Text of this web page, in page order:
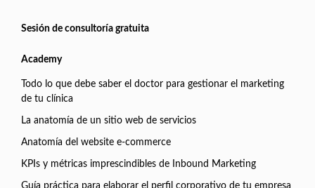
Sesión de consultoría gratuita
Academy
Todo lo que debe saber el doctor para gestionar el marketing
de tu clínica
La anatomía de un sitio web de servicios
Anatomía del website e-commerce
KPIs y métricas imprescindibles de Inbound Marketing